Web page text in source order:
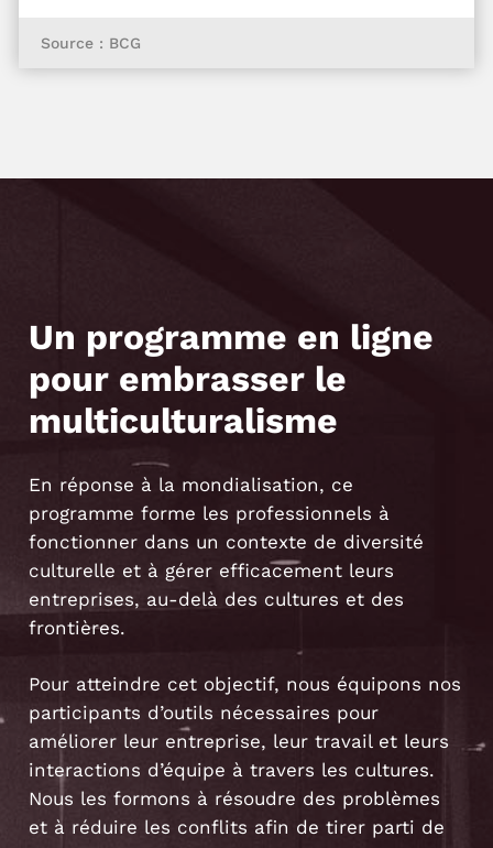
Source : BCG
Un programme en ligne
pour embrasser le
multiculturalisme
En réponse à la mondialisation, ce
programme forme les professionnels à
fonctionner dans un contexte de diversité
culturelle et à gérer efficacement leurs
entreprises, au-delà des cultures et des
frontières.
Pour atteindre cet objectif, nous équipons nos
participants d’outils nécessaires pour
améliorer leur entreprise, leur travail et leurs
interactions d’équipe à travers les cultures.
Nous les formons à résoudre des problèmes
et à réduire les conflits afin de tirer parti de